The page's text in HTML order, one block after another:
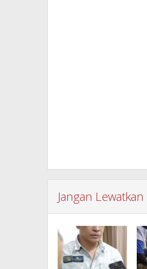
Jangan Lewatkan